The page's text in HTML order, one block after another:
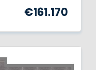
€161.170